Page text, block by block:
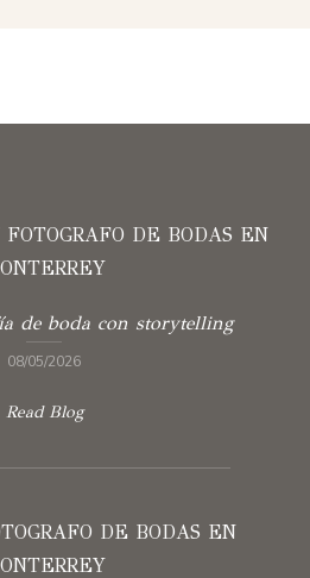
DE BODAS EN
de boda con storytelling
08/05/2026
Read Blog
DE BODAS EN